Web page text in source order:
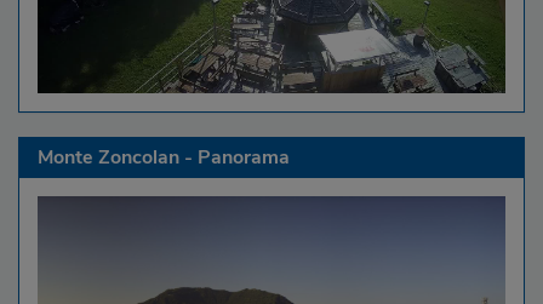
Monte Zoncolan - Panorama